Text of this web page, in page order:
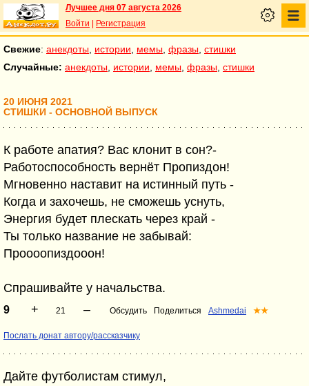
Лучшее дня 07 августа 2026
Войти
Регистрация
Свежие: анекдоты истории мемы фразы стишки
Случайные: анекдоты истории мемы фразы стишки
20 ИЮНЯ 2021
СТИШКИ - ОСНОВНОЙ ВЫПУСК
К работе апатия? Вас клонит в сон?-
Работоспособность вернёт Пропиздон!
Мгновенно наставит на истинный путь -
Когда и захочешь, не сможешь уснуть,
Энергия будет плескать через край -
Ты только название не забывай:
Проооопиздооон!
Спрашивайте у начальства.
9 + 21 – Обсудить Поделиться Ashmedai ★★
Послать донат автору/рассказчику
Дайте футболистам стимул,